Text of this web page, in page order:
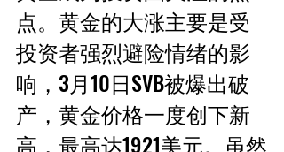
点。黄金的大涨主要是受
投资者强烈避险情绪的影
响，3月10日SVB被爆出破
产，黄金价格一度创下新
高，最高达1921美元。虽然